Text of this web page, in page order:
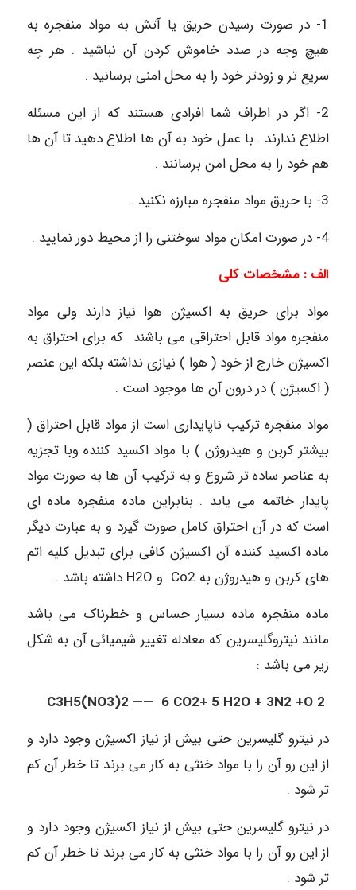
1- در صورت رسیدن حریق یا آتش به مواد منفجره به
هیچ وجه در صدد خاموش کردن آن نباشید . هر چه
سریع تر و زودتر خود را به محل امنی برسانید .
2- اگر در اطراف شما افرادی هستند که از این مسئله
اطلاع ندارند . با عمل خود به آن ها اطلاع دهید تا آن ها
هم خود را به محل امن برسانند .
3- با حریق مواد منفجره مبارزه نکنید .
4- در صورت امکان مواد سوختنی را از محیط دور نمایید .
الف : مشخصات کلی
مواد برای حریق به اکسیژن هوا نیاز دارند ولی مواد
منفجره مواد قابل احتراقی می باشند که برای احتراق به
اکسیژن خارج از خود ( هوا ) نیازی نداشته بلکه این عنصر
( اکسیژن ) در درون آن ها موجود است .
مواد منفجره ترکیب ناپایداری است از مواد قابل احتراق (
بیشتر کربن و هیدروژن ) با مواد اکسید کننده وبا تجزیه
به عناصر ساده تر شروع و به ترکیب آن ها به صورت مواد
پایدار خاتمه می یابد . بنابراین ماده منفجره ماده ای
است که در آن احتراق کامل صورت گیرد و به عبارت دیگر
ماده اکسید کننده آن اکسیژن کافی برای تبدیل کلیه اتم
های کربن و هیدروژن به Co2 و H2O داشته باشد .
ماده منفجره ماده بسیار حساس و خطرناک می باشد
مانند نیتروگلیسرین که معادله تغییر شیمیائی آن به شکل
زیر می باشد :
2 C
3H5(NO3)2 —— 6 CO2+ 5 H2O + 3N2 +O
در نیترو گلیسرین حتی بیش از نیاز اکسیژن وجود دارد و
از این رو آن را با مواد خنثی به کار می برند تا خطر آن کم
تر شود .
در نیترو گلیسرین حتی بیش از نیاز اکسیژن وجود دارد و
از این رو آن را با مواد خنثی به کار می برند تا خطر آن کم
تر شود .